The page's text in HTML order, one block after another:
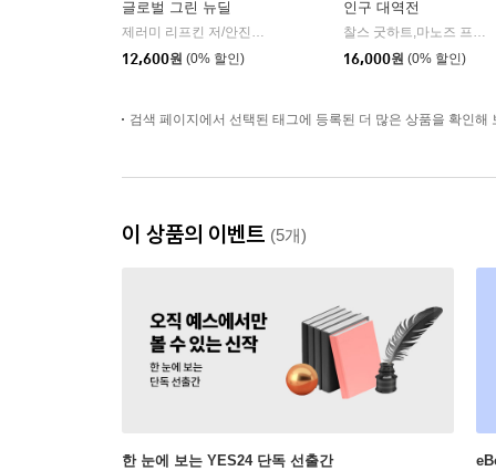
글로벌 그린 뉴딜
제러미 리프킨 저/안진환 역
12,600원 (0% 할인)
인구 대역전
찰스 굿하트,마노즈 프라단 공저/백우진 역
16,000원 (0% 할인)
검색 페이지에서 선택된 태그에 등록된 더 많은 상품을 확인해
이 상품의 이벤트 (5개)
한 눈에 보는 YES24 단독 선출간